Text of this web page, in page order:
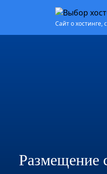
Сайт о хостинге,
Размещение